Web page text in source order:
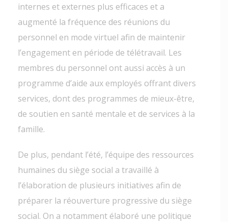
internes et externes plus efficaces et a
augmenté la fréquence des réunions du
personnel en mode virtuel afin de maintenir
l’engagement en période de télétravail. Les
membres du personnel ont aussi accès à un
programme d’aide aux employés offrant divers
services, dont des programmes de mieux-être,
de soutien en santé mentale et de services à la
famille.
De plus, pendant l’été, l’équipe des ressources
humaines du siège social a travaillé à
l’élaboration de plusieurs initiatives afin de
préparer la réouverture progressive du siège
social. On a notamment élaboré une politique